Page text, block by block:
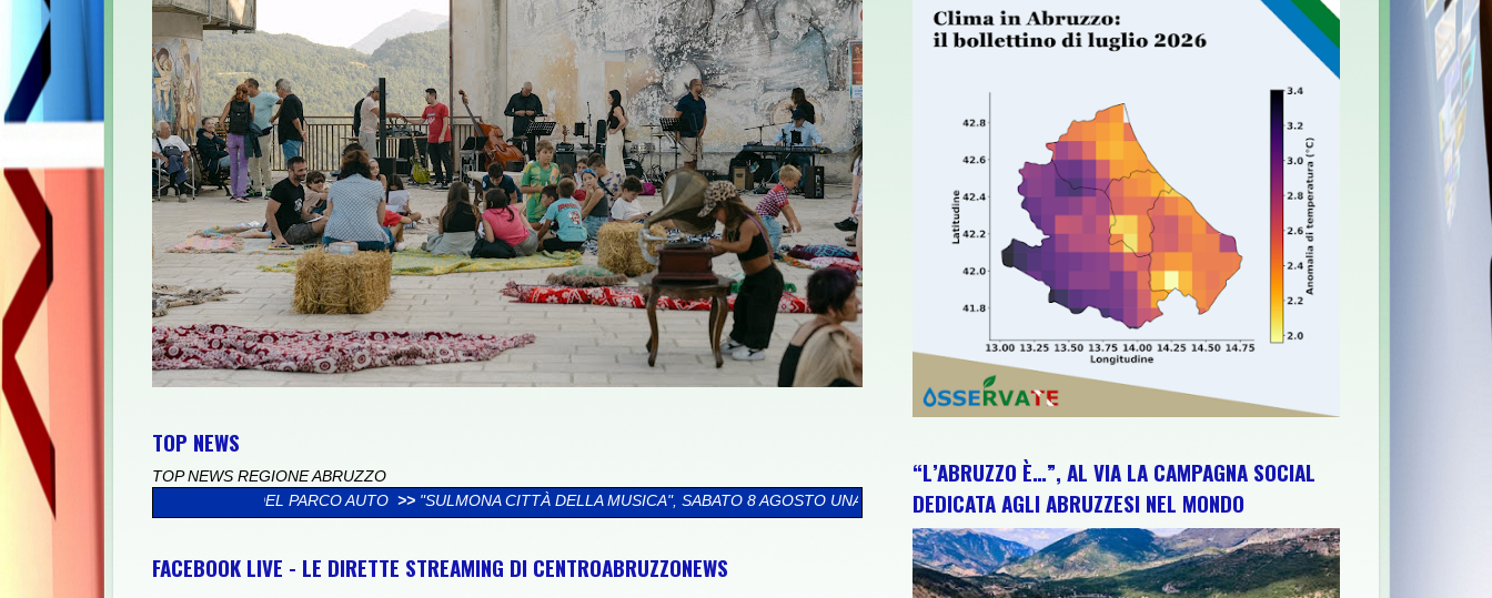
TOP NEWS
TOP NEWS REGIONE ABRUZZO
DEL PARCO AUTO
"SULMONA CITTÀ DELLA MUSICA", SABATO 8 AGOSTO UNA GIORNATA TRA CULTURA, ARTE, CONCERTO E VALORIZZAZIONE DEL TERRITORIO
FACEBOOK LIVE - LE DIRETTE STREAMING DI CENTROABRUZZONEWS
“L’ABRUZZO È…”, AL VIA LA CAMPAGNA SOCIAL
DEDICATA AGLI ABRUZZESI NEL MONDO